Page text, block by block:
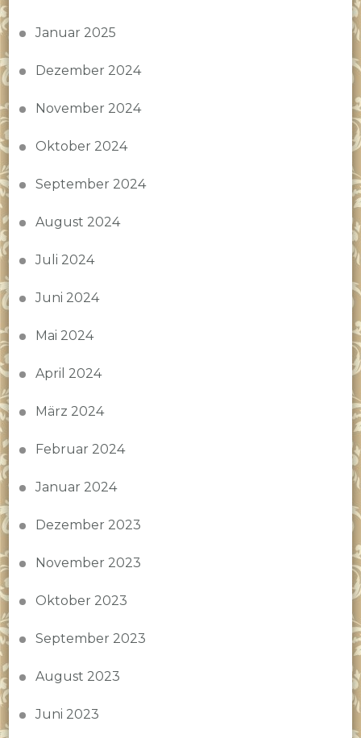
Januar 2025
Dezember 2024
November 2024
Oktober 2024
September 2024
August 2024
Juli 2024
Juni 2024
Mai 2024
April 2024
März 2024
Februar 2024
Januar 2024
Dezember 2023
November 2023
Oktober 2023
September 2023
August 2023
Juni 2023